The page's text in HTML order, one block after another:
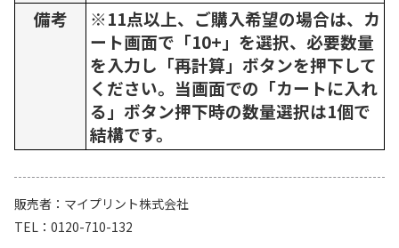
備考
※11点以上、ご購入希望の場合は、カ
ート画面で「10+」を選択、必要数量
を入力し「再計算」ボタンを押下して
ください。当画面での「カートに入れ
る」ボタン押下時の数量選択は1個で
結構です。
販売者
マイプリント株式会社
TEL
0120-710-132